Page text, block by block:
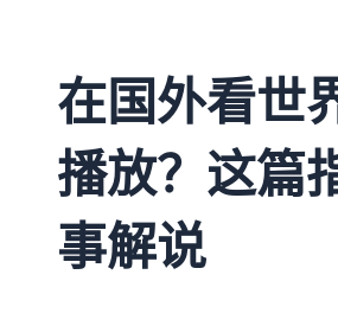
在国外看世
播放？这篇
事解说